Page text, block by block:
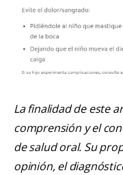
La finalidad de este
comprensión y el
de salud oral. Su
opinión, el